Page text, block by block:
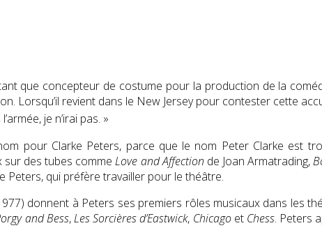
que concepteur de costume pour la production de la
Lorsqu’il revient dans le New Jersey pour contester cette
je n’irai pas. »
pour Clarke Peters, parce que le nom Peter Clarke est
sur des tubes commeLove and Affection de Joan Armatrading,
Peters, qui préfère travailler pour le théâtre.
donnent à Peters ses premiers rôles musicaux dans les
and Bess,Les Sorcières d’Eastwick, Chicagoet Chess. Peters